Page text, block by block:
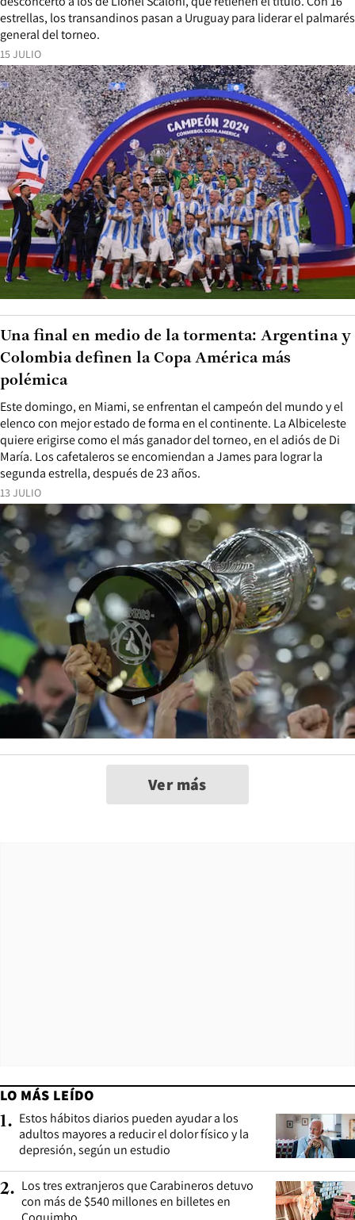
15 JULIO
estrellas, los transandinos pasan a Uruguay para liderar el palmarés
general del torneo.
13 JULIO
Este domingo, en Miami, se enfrentan el campeón del mundo y el
elenco con mejor estado de forma en el continente. La Albiceleste
quiere erigirse como el más ganador del torneo, en el adiós de Di
María. Los cafetaleros se encomiendan a James para lograr la
segunda estrella, después de 23 años.
Una final en medio de la tormenta: Argentina y
Colombia definen la Copa América más
polémica
Ver más
LO MÁS LEÍDO
1. Estos hábitos diarios pueden ayudar a los
adultos mayores a reducir el dolor físico y la
depresión, según un estudio
2. Los tres extranjeros que Carabineros detuvo
con más de $540 millones en billetes en